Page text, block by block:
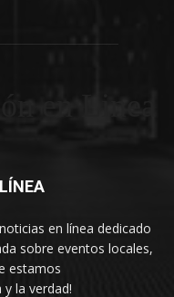
en línea dedicado
sobre eventos locales,
estamos
la verdad!